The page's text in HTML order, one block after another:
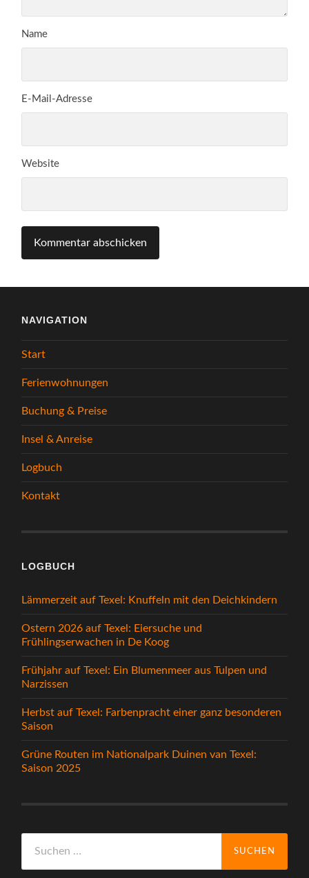
Name
E-Mail-Adresse
Website
NAVIGATION
Start
Ferienwohnungen
Buchung & Preise
Insel & Anreise
Logbuch
Kontakt
LOGBUCH
Lämmerzeit auf Texel: Knuffeln mit den Deichkindern
Ostern 2026 auf Texel: Eiersuche und
Frühlingserwachen in De Koog
Frühjahr auf Texel: Ein Blumenmeer aus Tulpen und
Narzissen
Herbst auf Texel: Farbenpracht einer ganz besonderen
Saison
Grüne Routen im Nationalpark Duinen van Texel:
Saison 2025
nach: